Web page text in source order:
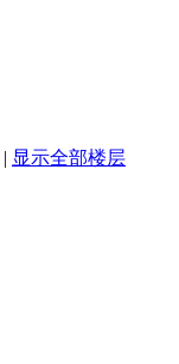
| 显示全部楼层